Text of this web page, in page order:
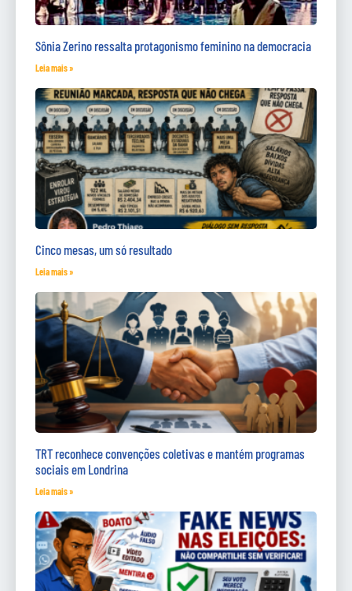
Sônia Zerino ressalta protagonismo feminino na democracia
Leia mais »
Cinco mesas, um só resultado
Leia mais »
TRT reconhece convenções coletivas e mantém programas
sociais em Londrina
Leia mais »